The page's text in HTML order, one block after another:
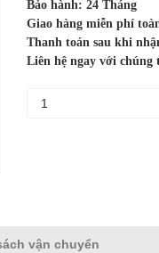
Bảo hành: 24 Tháng
Giao hàng miễn phí
Thanh toán sau khi
Liên hệ ngay với chúng
vận chuyển